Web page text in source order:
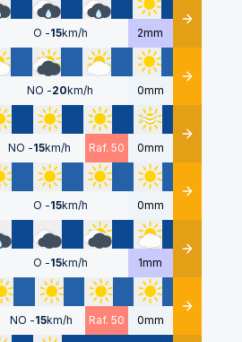
O -15km/h 2mm Détails
NO -20km/h 0mm Détails
NO -15km/h Raf. 50 0mm Détails
O -15km/h 0mm Détails
O -15km/h 1mm Détails
NO -15km/h Raf. 50 0mm Détails